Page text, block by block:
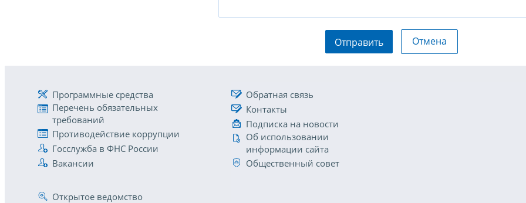
Отправить Отмена
Программные средства
Перечень обязательных
требований
Противодействие коррупции
Госслужба в ФНС России
Вакансии
Обратная связь
Контакты
Подписка на новости
Об использовании
информации сайта
Общественный совет
Открытое ведомство